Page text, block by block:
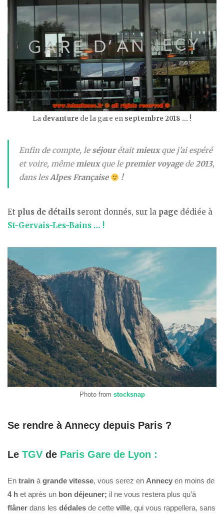
La devanture de la gare en septembre 2018 … !
Enfin de compte, le séjourétaitmieuxque j’ai espéré
et voire, mêmemieuxque le premier voyagede2013,
dans lesAlpes Française !
Et plus de détails seront donnés, sur la page dédiée à
St-Gervais-Les-Bains … !
Photo from stocksnap
Se rendre à Annecy depuis Paris ?
Le TGV de Paris Gare de Lyon :
En train à grande vitesse, vous serez en Annecy en moins de
4 h et après un bon déjeuner; il ne vous restera plus qu’à
flâner dans les dédales de cette ville, qui vous rappellera, sans